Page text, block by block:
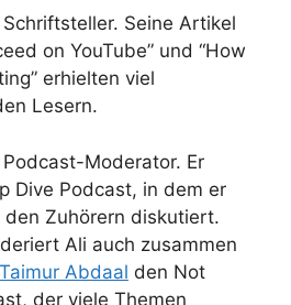
Seine Artikel
on YouTube” und “How
erhielten viel
Lesern.
Moderator. Er
Dive Podcast, in dem er
Zuhörern diskutiert.
Ali auch zusammen
Taimur Abdaal den Not
der viele Themen